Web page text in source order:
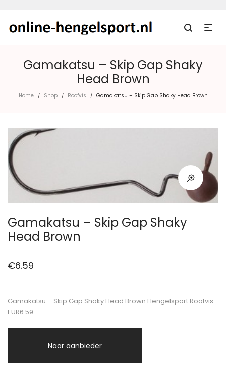
Gamakatsu – Skip Gap Shaky
Head Brown
Home / Shop / Roofvis / Gamakatsu – Skip Gap Shaky Head Brown
Gamakatsu – Skip Gap Shaky
Head Brown
€6.59
Gamakatsu – Skip Gap Shaky Head Brown Hengelsport Roofvis
EUR6.59
Naar aanbieder